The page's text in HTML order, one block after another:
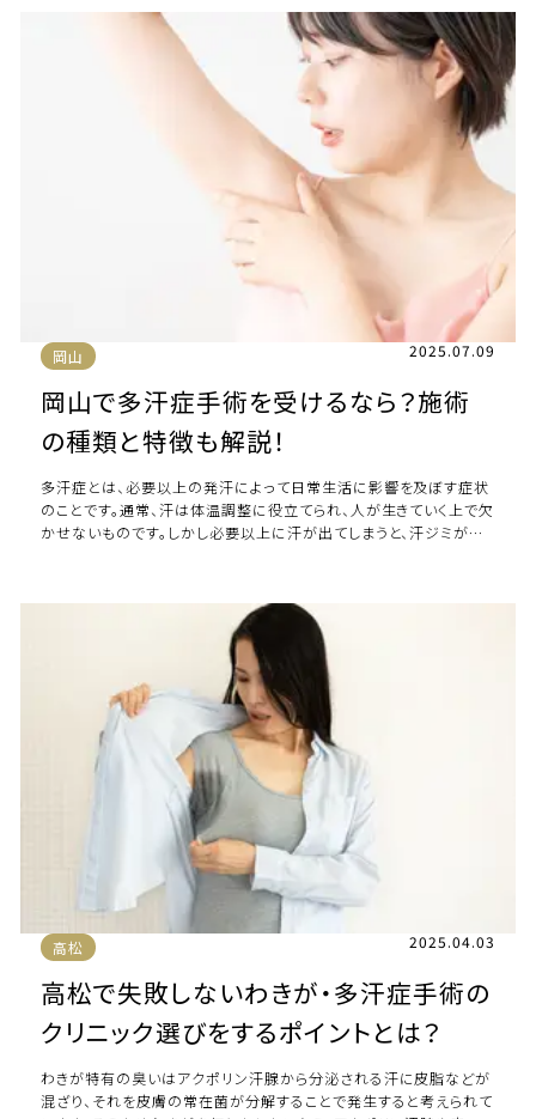
岡山 2025.07.09
岡山で多汗症手術を受けるなら？施術
の種類と特徴も解説！
多汗症とは、必要以上の発汗によって日常生活に影響を及ぼす症状
のことです。通常、汗は体温調整に役立てられ、人が生きていく上で欠
かせないものです。しかし必要以上に汗が出てしまうと、汗ジミがで
高松 2025.04.03
高松で失敗しないわきが・多汗症手術の
クリニック選びをするポイントとは？
わきが特有の臭いはアクポリン汗腺から分泌される汗に皮脂などが
混ざり、それを皮膚の常在菌が分解することで発生すると考えられて